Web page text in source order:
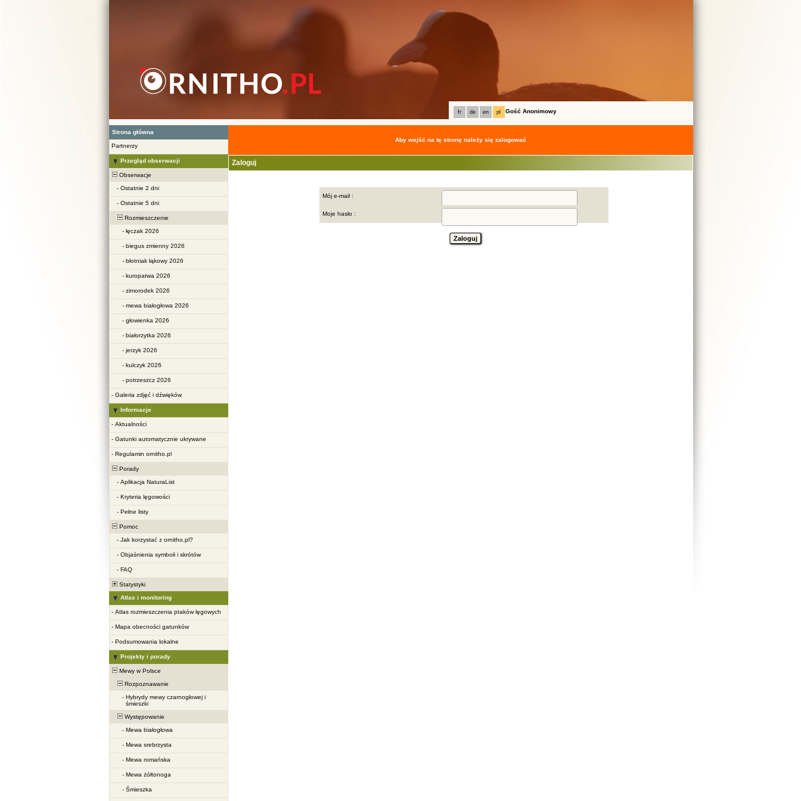
fr de en pl Gość Anonimowy
Strona główna
Partnerzy
Przegląd obserwacji
Obserwacje
- Ostatnie 2 dni
- Ostatnie 5 dni
Rozmieszczenie
- łęczak 2026
- biegus zmienny 2026
- błotniak łąkowy 2026
- kuropatwa 2026
- zimorodek 2026
- mewa białogłowa 2026
- głowienka 2026
- białorzytka 2026
- jerzyk 2026
- kulczyk 2026
- potrzeszcz 2026
- Galeria zdjęć i dźwięków
Informacje
- Aktualności
- Gatunki automatycznie ukrywane
- Regulamin ornitho.pl
Porady
- Aplikacja NaturaList
- Kryteria lęgowości
- Pełne listy
Pomoc
- Jak korzystać z ornitho.pl?
- Objaśnienia symboli i skrótów
- FAQ
Statystyki
Atlas i monitoring
- Atlas rozmieszczenia ptaków lęgowych
- Mapa obecności gatunków
- Podsumowania lokalne
Projekty i porady
Mewy w Polsce
Rozpoznawanie
- Hybrydy mewy czarnogłowej i
śmieszki
Występowanie
- Mewa białogłowa
- Mewa srebrzysta
- Mewa romańska
- Mewa żółtonoga
- Śmieszka
Aby wejść na tę stronę należy się zalogować
Zaloguj
Mój e-mail :
Moje hasło :